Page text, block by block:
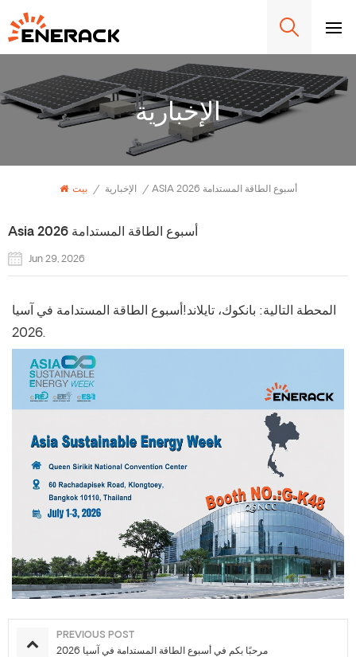
الإخبارية
بيت / الإخبارية / ASIA أسبوع الطاقة المستدامة 2026
Asia أسبوع الطاقة المستدامة 2026
Jun 29, 2026
المحطة التالية: بانكوك، تايلاند!أسبوع الطاقة المستدامة في آسيا
2026.
PREVIOUS POST
مرحبًا بكم في أسبوع الطاقة المستدامة في آسيا 2026